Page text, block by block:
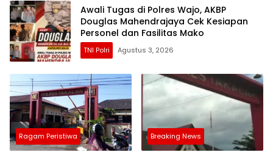
Awali Tugas di Polres Wajo, AKBP
Douglas Mahendrajaya Cek Kesiapan
Personel dan Fasilitas Mako
TNI Polri Agustus 3, 2026
Ragam Peristiwa Breaking News